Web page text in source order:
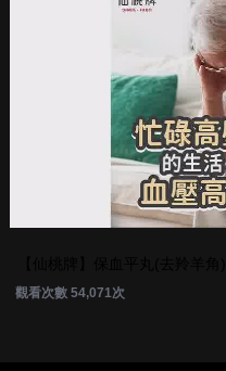
觀看次數 54,071次